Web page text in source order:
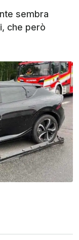
sembra
che però